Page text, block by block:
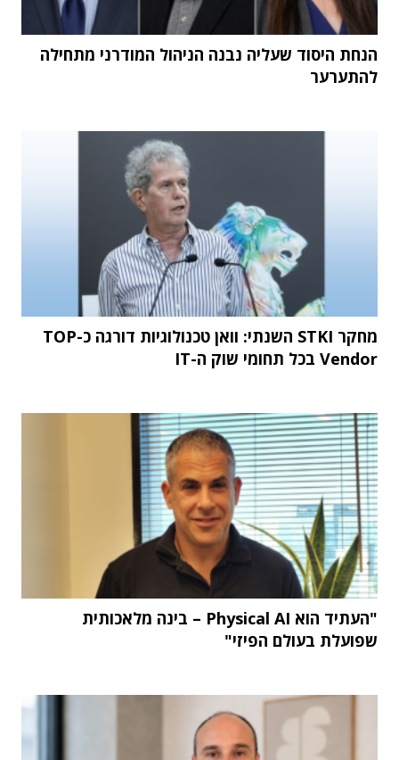
הנחת היסוד שעליה נבנה הניהול המודרני מתחילה
להתערער
מחקר STKI השנתי: וואן טכנולוגיות דורגה כ-TOP
Vendor בכל תחומי שוק ה-IT
"העתיד הוא Physical AI – בינה מלאכותית
שפועלת בעולם הפיזי"